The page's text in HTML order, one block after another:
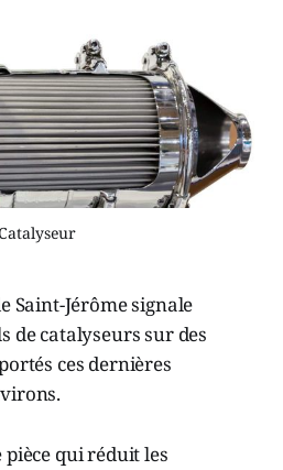
Saint-Jérôme signale
de catalyseurs sur des
ces dernières
qui réduit les